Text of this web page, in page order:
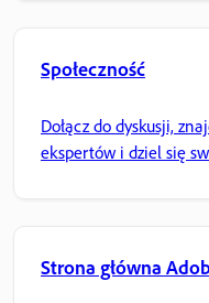
Społeczność
Dołącz do dyskusji,
ekspertów i dziel się
Strona główna